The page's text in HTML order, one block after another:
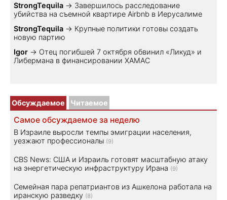
StrongTequila → Завершилось расследование
убийства на съемной квартире Airbnb в Иерусалиме
StrongTequila → Крупные политики готовы создать
новую партию
Igor → Отец погибшей 7 октября обвинил «Ликуд» и
Либермана в финансировании ХАМАС
Обсуждаемое Читаемое
Самое обсуждаемое за неделю
В Израиле выросли темпы эмиграции населения,
уезжают профессионалы (9)
CBS News: США и Израиль готовят масштабную атаку
на энергетическую инфраструктуру Ирана (9)
Семейная пара репатриантов из Ашкелона работала на
иранскую разведку (8)